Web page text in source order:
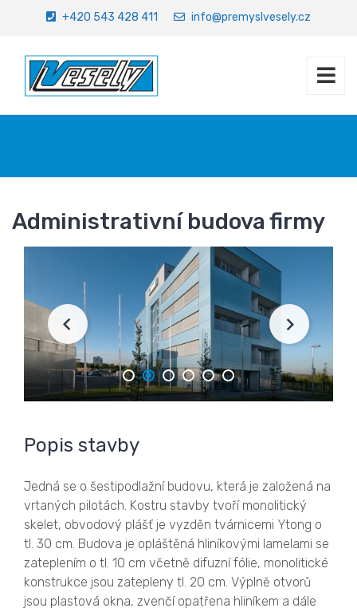
+420 543 428 411 info@premyslvesely.cz
Administrativní budova firmy
Popis stavby
Jedná se o šestipodlažní budovu, která je založená na
vrtaných pilotách. Kostru stavby tvoří monolitický
skelet, obvodový plášť je vyzděn tvárnicemi Ytong o
tl. 30 cm. Budova je opláštěná hliníkovými lamelami se
zateplením o tl. 10 cm včetně difuzní fólie, monolitické
konstrukce jsou zatepleny tl. 20 cm. Výplně otvorů
jsou plastová okna, zvenčí opatřena hliníkem a dále